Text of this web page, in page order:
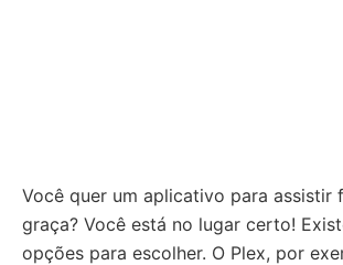
Você quer um aplicativo para assistir
graça? Você está no lugar certo!
opções para escolher. O Plex, por